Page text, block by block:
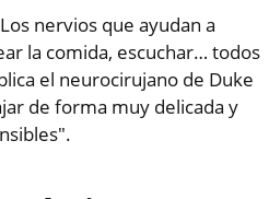
nervios que ayudan a
la comida, escuchar… todos
el neurocirujano de Duke
de forma muy delicada y